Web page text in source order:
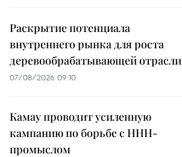
Раскрытие потенциала
внутреннего рынка для роста
деревообрабатывающей отрасли
07/08/2026 09:10
Камау проводит усиленную
кампанию по борьбе с ННН-
промыслом